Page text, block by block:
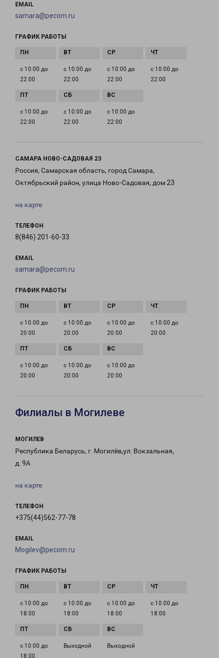
EMAIL
samara@pecom.ru
ГРАФИК РАБОТЫ
с 10:00 до
22:00
с 10:00 до
22:00
с 10:00 до
22:00
с 10:00 до
22:00
с 10:00 до
22:00
с 10:00 до
22:00
с 10:00 до
22:00
САМАРА НОВО-САДОВАЯ 23
Россия, Самарская область, город Самара,
Октябрьский район, улица Ново-Садовая, дом 23
на карте
ТЕЛЕФОН
8(846) 201-60-33
EMAIL
samara@pecom.ru
ГРАФИК РАБОТЫ
с 10:00 до
20:00
с 10:00 до
20:00
с 10:00 до
20:00
с 10:00 до
20:00
с 10:00 до
20:00
с 10:00 до
20:00
с 10:00 до
20:00
Филиалы в Могилеве
МОГИЛЕВ
Республика Беларусь, г. Могилёв,ул. Вокзальная,
д. 9А
на карте
ТЕЛЕФОН
+375(44)562-77-78
EMAIL
Mogilev@pecom.ru
ГРАФИК РАБОТЫ
с 10:00 до
18:00
с 10:00 до
18:00
с 10:00 до
18:00
с 10:00 до
18:00
с 10:00 до
18:00
Выходной Выходной